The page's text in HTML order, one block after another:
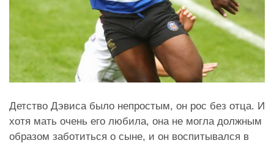
Детство Дэвиса было непростым, он рос без отца. И
хотя мать очень его любила, она не могла должным
образом заботиться о сыне, и он воспитывался в